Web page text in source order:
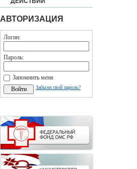
АВТОРИЗАЦИЯ
Логин:
Пароль:
Запомнить меня
Забыли свой пароль?